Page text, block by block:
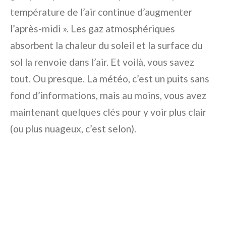
température de l’air continue d’augmenter
l’après-midi ». Les gaz atmosphériques
absorbent la chaleur du soleil et la surface du
sol la renvoie dans l’air. Et voilà, vous savez
tout. Ou presque. La météo, c’est un puits sans
fond d’informations, mais au moins, vous avez
maintenant quelques clés pour y voir plus clair
(ou plus nuageux, c’est selon).